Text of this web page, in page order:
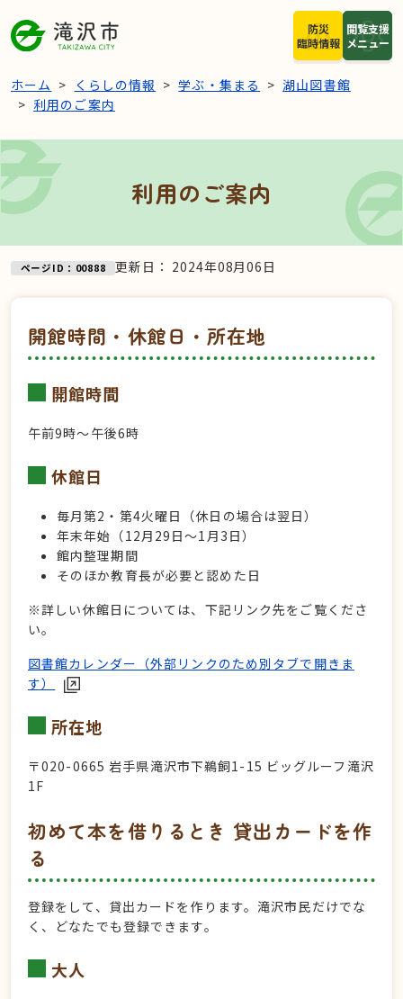
閲覧支援
メニュー
防災
臨時情報
ホーム くらしの情報 学ぶ・集まる
湖山図書館
利用のご案内
利用のご案内
ページID：00888 更新日： 2024年08月06日
開館時間・休館日・所在地
開館時間
午前9時～午後6時
休館日
毎月第2・第4火曜日（休日の場合は翌日）
年末年始（12月29日～1月3日）
館内整理期間
そのほか教育長が必要と認めた日
※詳しい休館日については、下記リンク先をご覧くださ
い。
図書館カレンダー（外部リンクのため別タブで開きま
す）
所在地
〒020-0665 岩手県滝沢市下鵜飼1-15 ビッグルーフ滝沢
1F
初めて本を借りるとき 貸出カードを作
る
登録をして、貸出カードを作ります。滝沢市民だけでな
く、どなたでも登録できます。
大人